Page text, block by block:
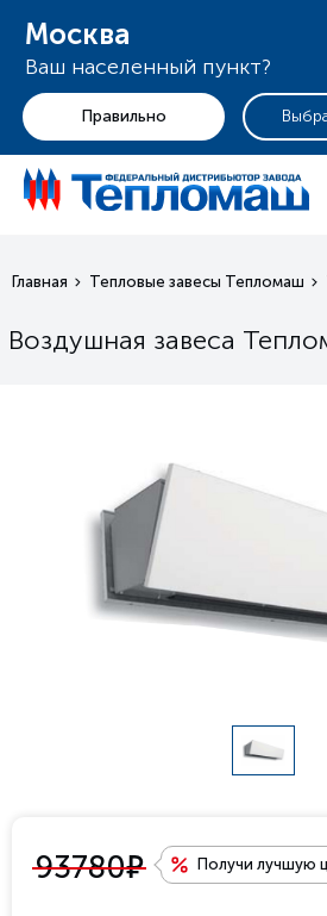
Москва
Ваш населенный пункт?
Главная Тепловые завесы Тепломаш
Воздушная завеса
93780е Получи лучшую